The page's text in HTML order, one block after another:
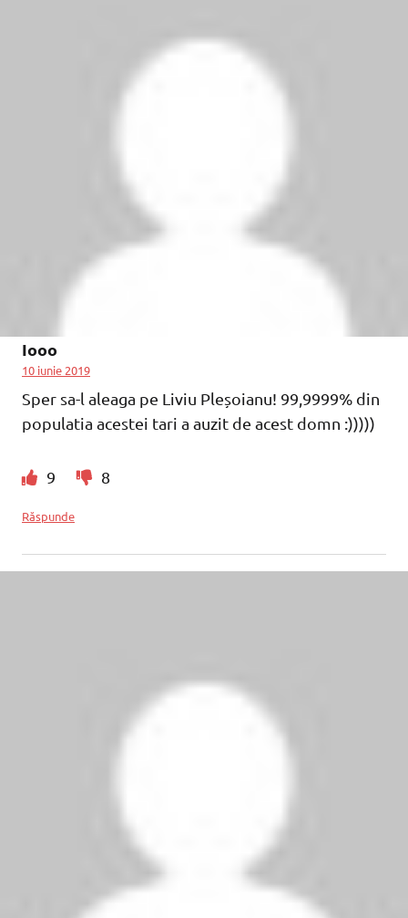
Iooo
10 iunie 2019
Sper sa-l aleaga pe Liviu Pleșoianu! 99,9999% din
populatia acestei tari a auzit de acest domn :)))))
9 8
Răspunde